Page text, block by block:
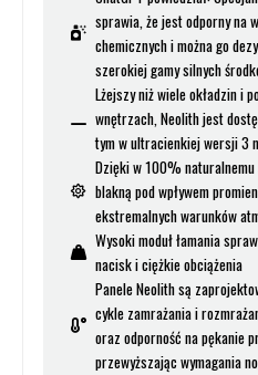
sprawia, że jest odporny na
chemicznych i można go
szerokiej gamy silnych
Lżejszy niż wiele okładzin i
wnętrzach, Neolith jest
tym w ultracienkiej wersji 3
Dzięki w 100%
blakną pod wpływem
ekstremalnych warunków
Wysoki moduł łamania
nacisk i ciężkie obciążenia
Panele Neolith są
cykle zamrażania i
oraz odporność na pękanie
przewyższając wymagania